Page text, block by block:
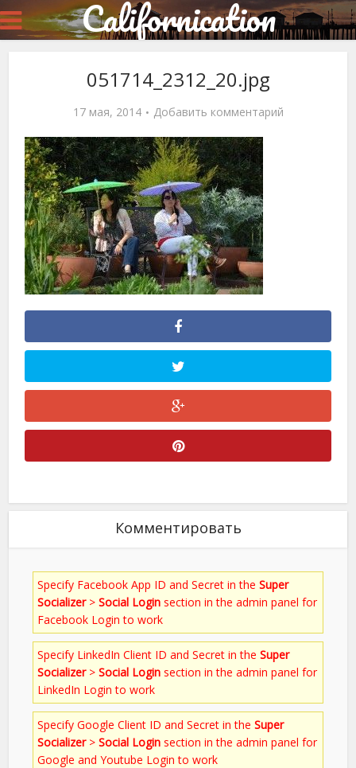
Californication
051714_2312_20.jpg
17 мая, 2014 Добавить комментарий
Комментировать
Specify Facebook App ID and Secret in theSuper
Socializer>Social Login section in the admin panel for
Facebook Login to work
Specify LinkedIn Client ID and Secret in theSuper
Socializer>Social Login section in the admin panel for
LinkedIn Login to work
Specify Google Client ID and Secret in theSuper
Socializer>Social Login section in the admin panel for
Google and Youtube Login to work